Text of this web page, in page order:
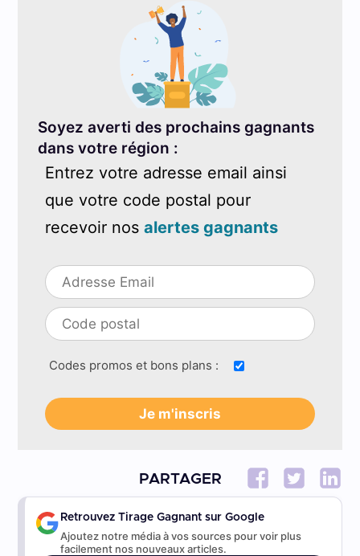
Soyez averti des prochains gagnants
dans votre région :
Entrez votre adresse email ainsi
que votre code postal pour
recevoir nos alertes gagnants
Codes promos et bons plans :
PARTAGER
Retrouvez Tirage Gagnant sur Google
Ajoutez notre média à vos sources pour voir plus
facilement nos nouveaux articles.